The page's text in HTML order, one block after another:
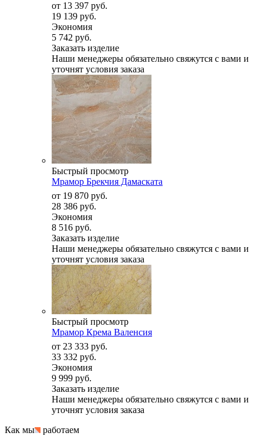
от 13 397 руб.
19 139 руб.
Экономия
5 742 руб.
Заказать изделие
Наши менеджеры обязательно свяжутся с вами и
уточнят условия заказа
Быстрый просмотр
Мрамор Брекчия Дамаската
от 19 870 руб.
28 386 руб.
Экономия
8 516 руб.
Заказать изделие
Наши менеджеры обязательно свяжутся с вами и
уточнят условия заказа
Быстрый просмотр
Мрамор Крема Валенсия
от 23 333 руб.
33 332 руб.
Экономия
9 999 руб.
Заказать изделие
Наши менеджеры обязательно свяжутся с вами и
уточнят условия заказа
Как мы
работаем